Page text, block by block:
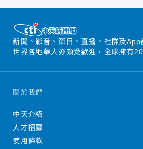
新聞、影音、節目、直播、社群及
世界各地華人亦頗受歡迎，全球擁有
關於我們
中天介紹
人才招募
使用條款